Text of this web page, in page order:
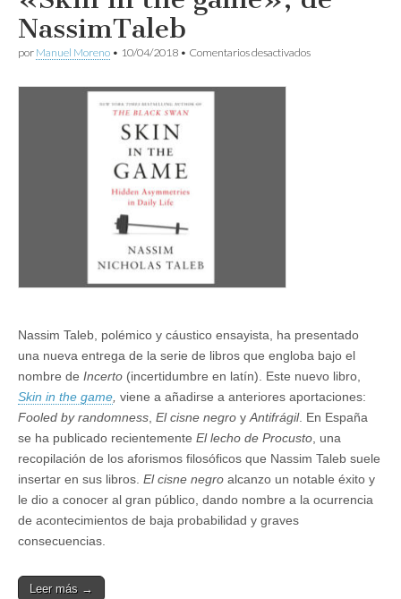
NassimTaleb
por Manuel Moreno • 10/04/2018 • Comentarios desactivadosen
Nassim Taleb, polémico y cáustico ensayista, ha presentado
una nueva entrega de la serie de libros que engloba bajo el
nombre de Incerto (incertidumbre en latín). Este nuevo libro,
Skin in the game viene a añadirse a anteriores aportaciones:
Fooled by randomness El cisne negro y Antifrágil. En España
se ha publicado recientemente El lecho de Procusto , una
recopilación de los aforismos filosóficos que Nassim Taleb suele
insertar en sus libros. El cisne negro alcanzo un notable éxito y
le dio a conocer al gran público, dando nombre a la ocurrencia
de acontecimientos de baja probabilidad y graves
consecuencias.
Leer más →